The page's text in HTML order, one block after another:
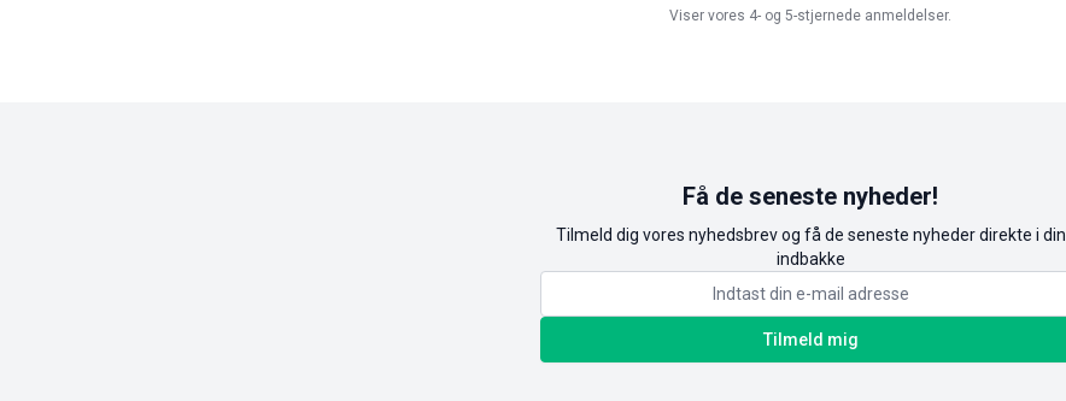
Viser vores 4- og 5-stjernede anmeldelser.
Få de seneste nyheder!
Tilmeld dig vores nyhedsbrev og få de seneste nyheder direkte i din
indbakke
Tilmeld mig